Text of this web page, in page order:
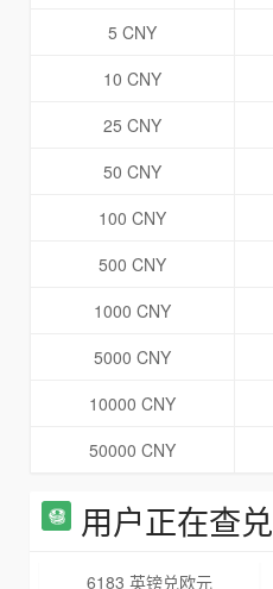
5 CNY
10 CNY
25 CNY
50 CNY
100 CNY
500 CNY
1000 CNY
5000 CNY
10000 CNY
50000 CNY
用户正在查兑
6183 英镑兑欧元